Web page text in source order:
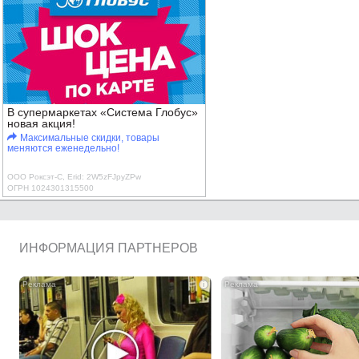
В супермаркетах «Система Глобус»
новая акция!
Максимальные скидки, товары
меняются еженедельно!
ООО Роксэт-С, Erid: 2W5zFJpyZPw
ОГРН 1024301315500
ИНФОРМАЦИЯ ПАРТНЕРОВ
i